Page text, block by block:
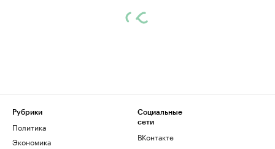
Рубрики
Политика
Экономика
Социальные
сети
ВКонтакте